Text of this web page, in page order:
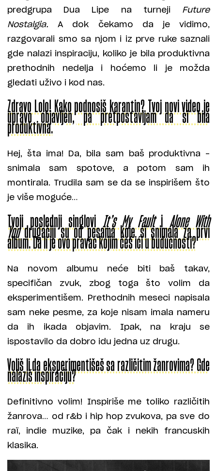
predgrupa Dua Lipe na turneji Future
Nostalgia.A dok čekamo da je vidimo,
razgovarali smo sa njom i iz prve ruke saznali
gde nalazi inspiraciju, koliko je bila produktivna
prethodnih nedelja i hoćemo li je možda
gledati uživo i kod nas.
Zdravo Lolo! Kako podnosiš karantin? Tvoj novi video je
upravo objavljen, pa pretpostavljam da si bila
produktivna.
Hej, šta ima! Da, bila sam baš produktivna –
snimala sam spotove, a potom sam ih
montirala. Trudila sam se da se inspirišem što
je više moguće…
Tvoji poslednji singlovi It’s My Faulti Alone With
Youdrugačiji su od pesama koje si snimala za prvi
album. Da li je ovo pravac kojim ćeš ići u budućnosti?
Na novom albumu neće biti baš takav,
specifičan zvuk, zbog toga što volim da
eksperimentišem. Prethodnih meseci napisala
sam neke pesme, za koje nisam imala nameru
da ih ikada objavim. Ipak, na kraju se
ispostavilo da dobro idu jedna uz drugu.
Voliš li da eksperimentišeš sa različitim žanrovima? Gde
nalaziš inspiraciju?
Definitivno volim! Inspiriše me toliko različitih
žanrova… od r&b i hip hop zvukova, pa sve do
raï, indie muzike, pa čak i nekih francuskih
klasika.